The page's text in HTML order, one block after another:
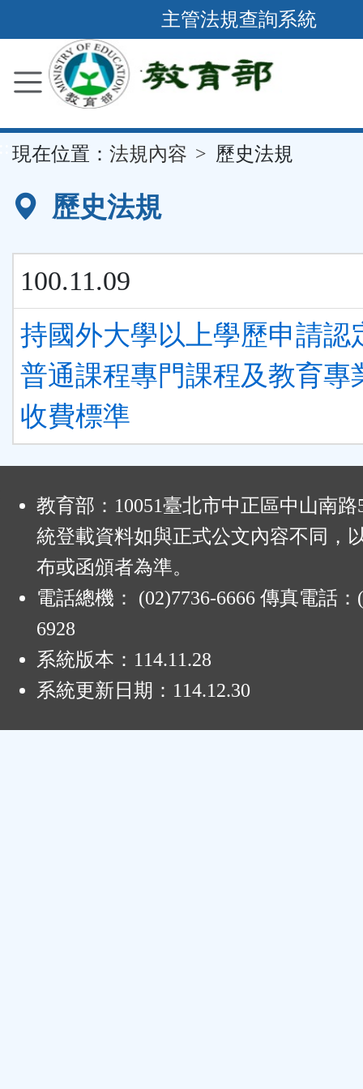
到
要
容
區
主管法規查詢系統
現在位置： 法規內容 歷史法規
歷史法規
100.11.09
持國外大學以上學歷申請認
普通課程專門課程及教育專
收費標準
教育部：10051臺北市中正區中山南
統登載資料如與正式公文內容不同，
布或函頒者為準。
電話總機： (02)7736-6666 傳真電話：
6928
系統版本： 114.11.28
系統更新日期： 114.12.30